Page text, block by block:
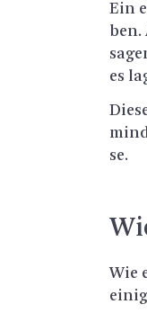
Ein
ben.
es
se.
Wie